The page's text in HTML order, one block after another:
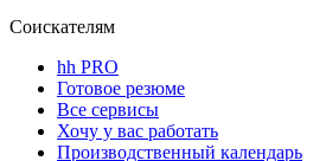
Соискателям
hh PRO
Готовое резюме
Все сервисы
Хочу у вас работать
Производственный календарь